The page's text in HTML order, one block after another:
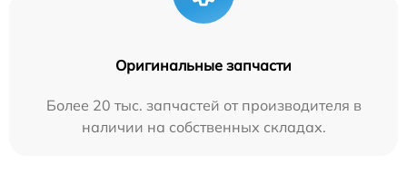
Оригинальные запчасти
Более 20 тыс. запчастей от производителя в
наличии на собственных складах.